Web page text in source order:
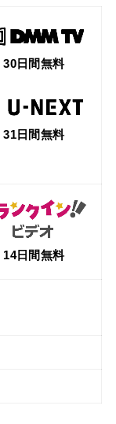
30日間無料
31日間無料
14日間無料